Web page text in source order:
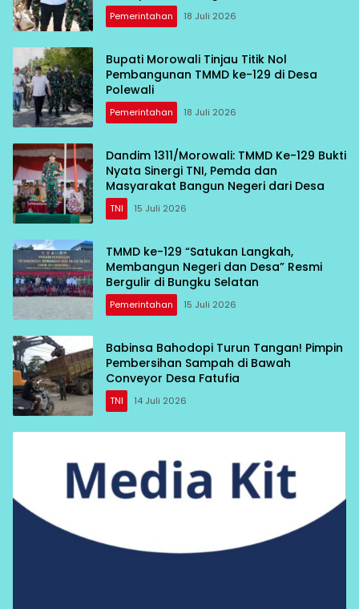
Pemerintahan 18 Juli 2026
Bupati Morowali Tinjau Titik Nol
Pembangunan TMMD ke-129 di Desa
Polewali
Pemerintahan 18 Juli 2026
Dandim 1311/Morowali: TMMD Ke-129 Bukti
Nyata Sinergi TNI, Pemda dan
Masyarakat Bangun Negeri dari Desa
TNI 15 Juli 2026
TMMD ke-129 “Satukan Langkah,
Membangun Negeri dan Desa” Resmi
Bergulir di Bungku Selatan
Pemerintahan 15 Juli 2026
Babinsa Bahodopi Turun Tangan! Pimpin
Pembersihan Sampah di Bawah
Conveyor Desa Fatufia
TNI 14 Juli 2026